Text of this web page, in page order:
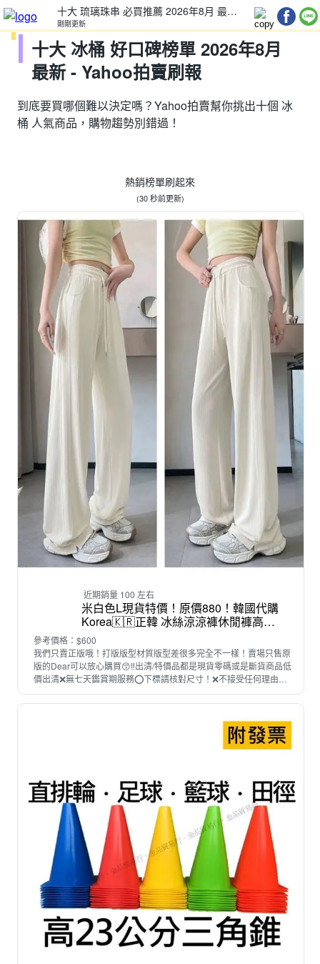
十大 冰桶 好口碑榜單 2026年8月 最新 - Yahoo拍賣刷報
剛剛更新
十大 冰桶 好口碑榜單 2026年8月
最新 - Yahoo拍賣刷報
到底要買哪個難以決定嗎？Yahoo拍賣幫你挑出十個 冰
桶 人氣商品，購物趨勢別錯過！
熱銷榜單刷起來
(30 秒前更新)
近期銷量 100 左右
米白色L現貨特價！原價880！韓國代購
Korea🇰🇷正韓 冰絲涼涼褲休閒褲高腰
垂感顯瘦直筒防曬休閒闊腿褲
參考價格：$600
我們只賣正版哦！打版版型材質版型差很多完全不一樣！賣場只售原
版的Dear可以放心購買😙‼️出清/特價品都是現貨零碼或是斷貨商品低
價出清❌無七天鑑賞期服務⭕️下標請核對尺寸！❌不接受任何理由退
換貨‼️‼️如有任何疑慮請不要下單喔🙏‼️特價品一律不退不換！以免後
續有紛爭！可以接受再下標❤️非常謝謝您的體諒❤️*因每個人測量方
十大 琉璃珠串 必買推薦 2026年8月 最新 - Yahoo購物中心刷報
剛剛更新